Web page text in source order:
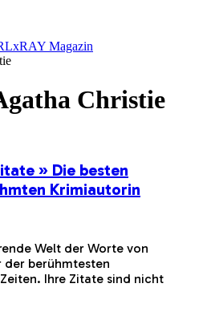
Christie
» Die besten
Krimiautorin
Welt der Worte von
der berühmtesten
Ihre Zitate sind nicht